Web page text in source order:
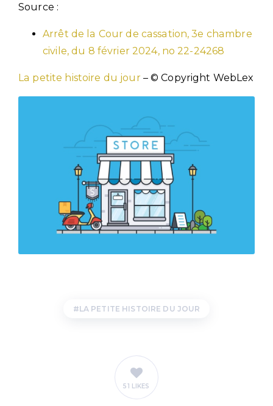
Source :
Arrêt de la Cour de cassation, 3e chambre
civile, du 8 février 2024, no 22-24268
La petite histoire du jour– © Copyright WebLex
LA PETITE HISTOIRE DU JOUR
51 LIKES